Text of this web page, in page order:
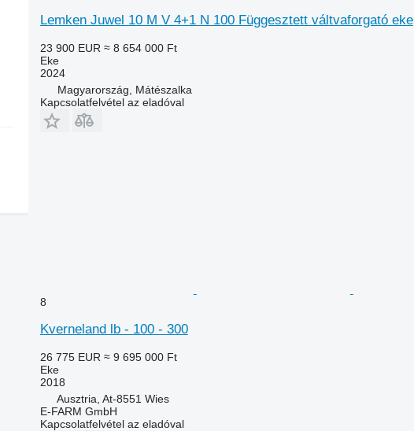
Lemken Juwel 10 M V 4+1 N 100 Függesztett váltvaforgató eke
23 900 EUR ≈ 8 654 000 Ft
Eke
2024
Magyarország, Mátészalka
Kapcsolatfelvétel az eladóval
8
Kverneland lb - 100 - 300
26 775 EUR ≈ 9 695 000 Ft
Eke
2018
Ausztria, At-8551 Wies
E-FARM GmbH
Kapcsolatfelvétel az eladóval